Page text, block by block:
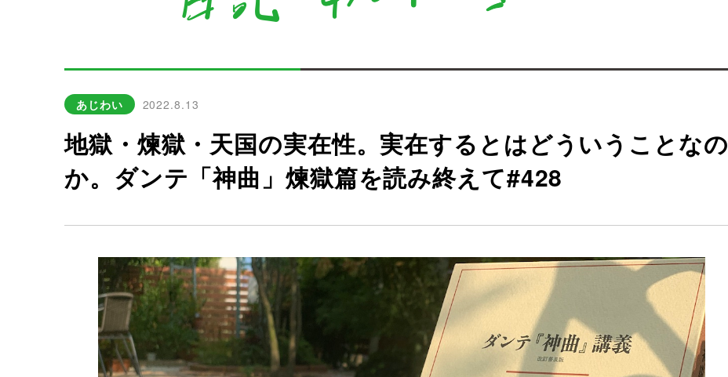
あじわい 2022.8.13
地獄・煉獄・天国の実在性。実在するとはどういうことなの
か。ダンテ「神曲」煉獄篇を読み終えて#428